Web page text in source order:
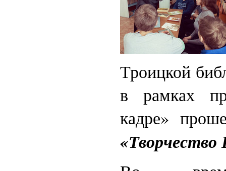
Троицкой
в рамках
кадре»